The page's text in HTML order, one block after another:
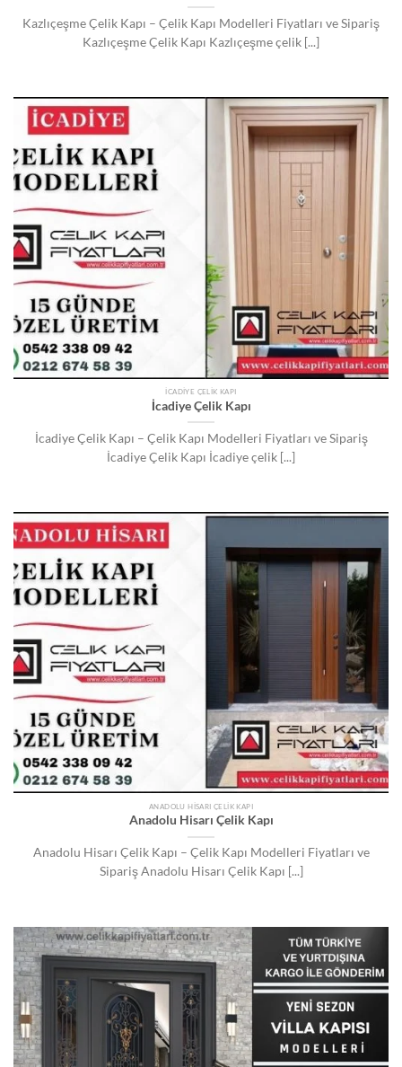
Kazlıçeşme Çelik Kapı – Çelik Kapı Modelleri Fiyatları ve Sipariş
Kazlıçeşme Çelik Kapı Kazlıçeşme çelik [...]
İCADIYE ÇELIK KAPI
İcadiye Çelik Kapı
İcadiye Çelik Kapı – Çelik Kapı Modelleri Fiyatları ve Sipariş
İcadiye Çelik Kapı İcadiye çelik [...]
ANADOLU HISARI ÇELIK KAPI
Anadolu Hisarı Çelik Kapı
Anadolu Hisarı Çelik Kapı – Çelik Kapı Modelleri Fiyatları ve
Sipariş Anadolu Hisarı Çelik Kapı [...]